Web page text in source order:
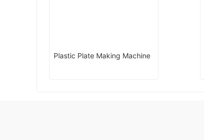
Plastic Plate Making Machine